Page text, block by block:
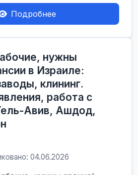
Подробнее
нужны
в Израиле:
клининг.
работа с
Авив, Ашдод,
04.06.2026